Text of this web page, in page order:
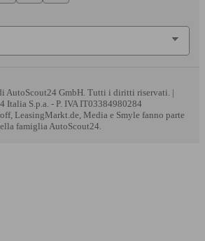
AutoScout24 GmbH. Tutti i diritti riservati. |
Italia S.p.a. - P. IVA IT03384980284
LeasingMarkt.de, Media e Smyle fanno parte
famiglia AutoScout24.